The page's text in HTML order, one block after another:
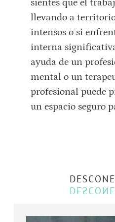
sientes que el
llevando a
intensos o si
interna
ayuda de un
mental o un
profesional puede
un espacio seguro